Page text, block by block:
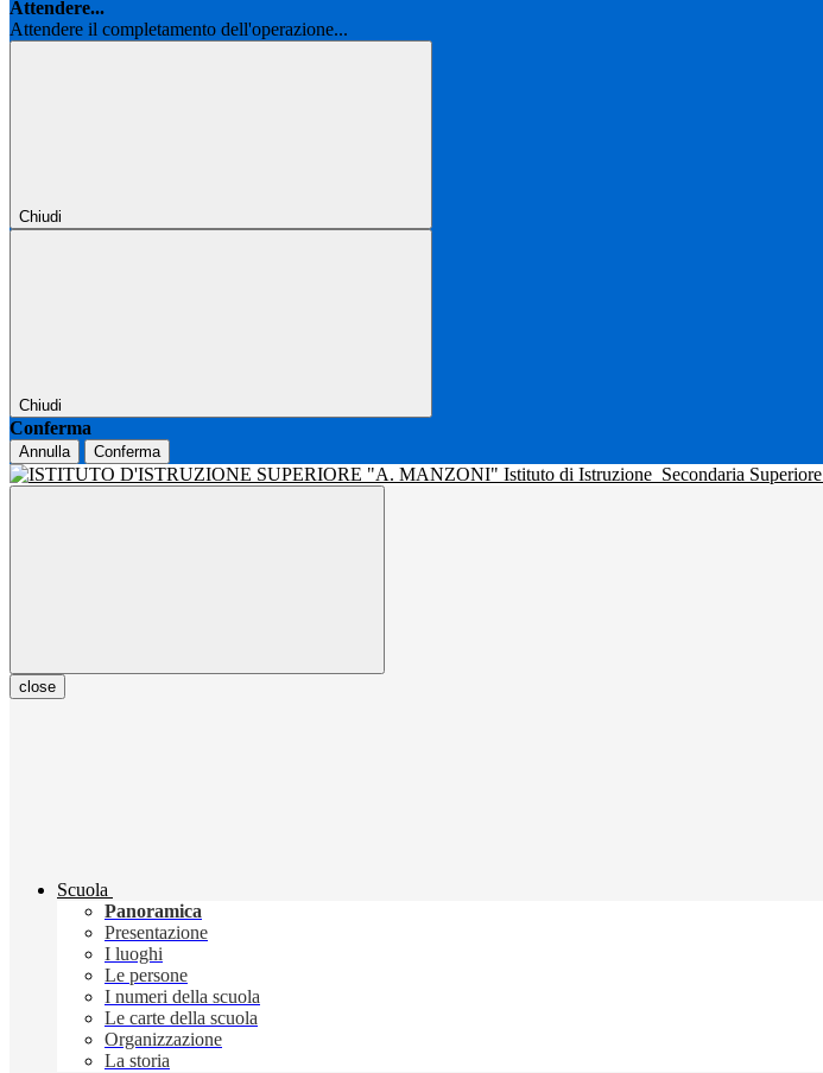
Attendere...
Attendere il completamento dell'operazione...
Chiudi
Chiudi
Conferma
Annulla Conferma
Istituto di Istruzione Secondaria Superiore
close
Scuola
Panoramica
Presentazione
I luoghi
Le persone
I numeri della scuola
Le carte della scuola
Organizzazione
La storia